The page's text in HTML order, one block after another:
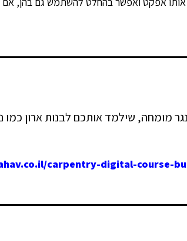
מומחה, שילמד אותכם לבנות ארון כמו
carpentry-digital-course-